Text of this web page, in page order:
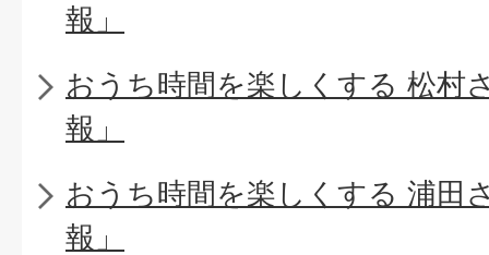
報」
おうち時間を楽しくする 松村
報」
おうち時間を楽しくする 浦田
報」